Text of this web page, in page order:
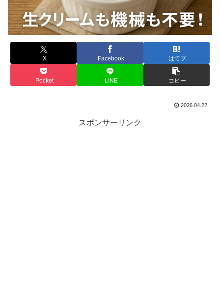
X Facebook はてブ
Pocket LINE コピー
2026.04.22
スポンサーリンク